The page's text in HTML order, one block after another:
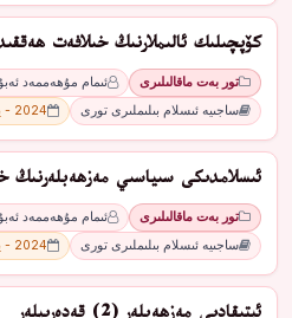
كۆپچىلىك ئالىملارنىڭ خىلافەت
تور بەت ماقالىلىرى ئىمام مۇھەممەد
ساجىيە ئىسلام بىلىملىرى تورى
2024 - يىل
ئىسلامدىكى سىياسىي مەزھەبلەرنىڭ
تور بەت ماقالىلىرى ئىمام مۇھەممەد
ساجىيە ئىسلام بىلىملىرى تورى
2024 - يىل